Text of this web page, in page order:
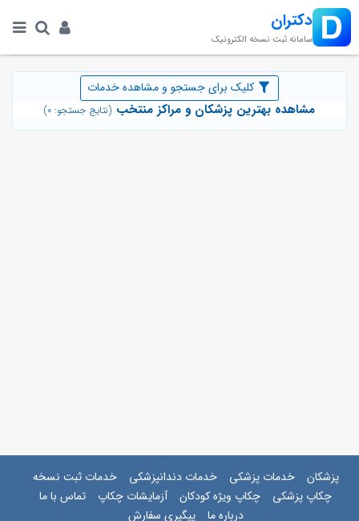
دکتران
سامانه ثبت نسخه الکترونیک
کلیک برای جستجو و مشاهده خدمات
مشاهده بهترین پزشکان و مراکز منتخب (نتایج جستجو: 0)
پزشکان خدمات پزشکی خدمات دندانپزشکی
خدمات ثبت نسخه
چکاپ پزشکی
چکاپ ویژه کودکان آزمایشات چکاپ
تماس با ما
درباره ما
پیگیری سفارش